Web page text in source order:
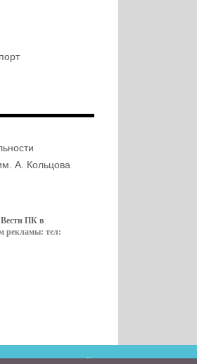
А. Кольцова
ПК в
рекламы: тел:
Контакты